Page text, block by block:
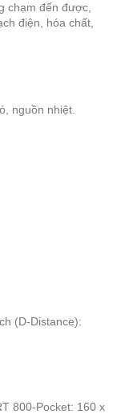
chạm đến được,
điện, hóa chất,
nguồn nhiệt.
(D-Distance):
800-Pocket: 160 x